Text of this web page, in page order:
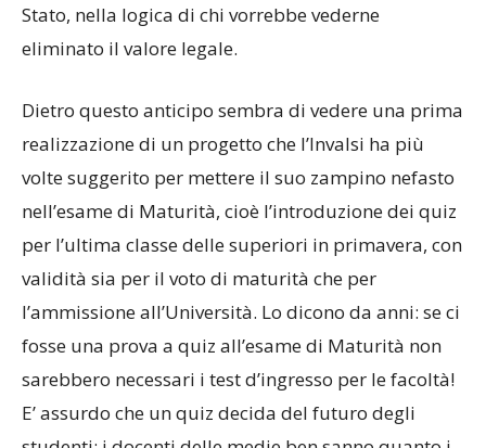
Stato, nella logica di chi vorrebbe vederne
eliminato il valore legale.
Dietro questo anticipo sembra di vedere una prima
realizzazione di un progetto che l’Invalsi ha più
volte suggerito per mettere il suo zampino nefasto
nell’esame di Maturità, cioè l’introduzione dei quiz
per l’ultima classe delle superiori in primavera, con
validità sia per il voto di maturità che per
l’ammissione all’Università. Lo dicono da anni: se ci
fosse una prova a quiz all’esame di Maturità non
sarebbero necessari i test d’ingresso per le facoltà!
E’ assurdo che un quiz decida del futuro degli